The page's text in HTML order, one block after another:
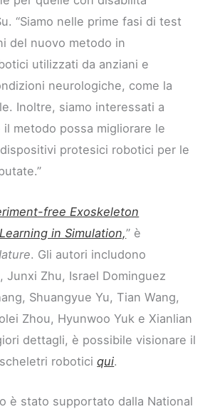
“Siamo nelle prime fasi di test
del nuovo metodo in
utilizzati da anziani e
neurologiche, come la
Inoltre, siamo interessati a
il metodo possa migliorare le
protesici robotici per le
free Exoskeleton
in Simulation,” è
. Gli autori includono
Junxi Zhu, Israel Dominguez
Shuangyue Yu, Tian Wang,
Zhou, Hyunwoo Yuk e Xianlian
dettagli, è possibile visionare il
roboticiqui.
è stato supportato dalla National